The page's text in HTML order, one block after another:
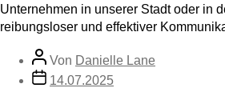
Unternehmen in unserer Stadt oder in
reibungsloser und effektiver
Von Danielle Lane
14.07.2025